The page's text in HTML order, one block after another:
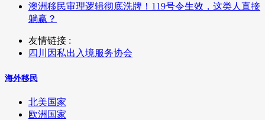
澳洲移民审理逻辑彻底洗牌！119号令生效，这类人直接
躺赢？
友情链接 :
四川因私出入境服务协会
海外移民
北美国家
欧洲国家